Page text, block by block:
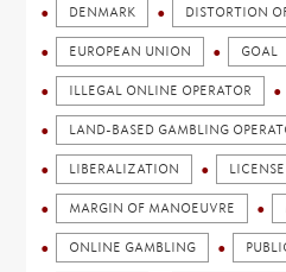
DENMARK DISTORTION
EUROPEAN UNION GOAL
ILLEGAL ONLINE OPERATOR
LAND-BASED GAMBLING
LIBERALIZATION LICENSE
MARGIN OF MANOEUVRE
ONLINE GAMBLING